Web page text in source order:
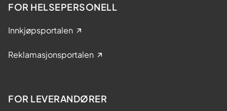
FOR HELSEPERSONELL
Innkjøpsportalen
Reklamasjonsportalen
FOR LEVERANDØRER